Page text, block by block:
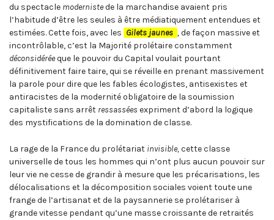
du spectacle modernistede la marchandise avaient pris
l’habitude d’être les seules à être médiatiquement entendues et
estimées. Cette fois, avec les Gilets jaunes ,de façon massive et
incontrôlable, c’est la Majorité prolétaire constamment
déconsidéréeque le pouvoir du Capital voulait pourtant
définitivement faire taire, qui se réveille en prenant massivement
la parole pour dire que les fables écologistes, antisexistes et
antiracistes de la modernité obligatoire de la soumission
capitaliste sans arrêt ressassées expriment d’abord la logique
des mystifications de la domination de classe.
La rage de la France du prolétariat invisible,cette classe
universelle de tous les hommes qui n’ont plus aucun pouvoir sur
leur vie ne cesse de grandir à mesure que les précarisations, les
délocalisations et la décomposition sociales voient toute une
frange de l’artisanat et de la paysannerie se prolétariser à
grande vitesse pendant qu’une masse croissante de retraités